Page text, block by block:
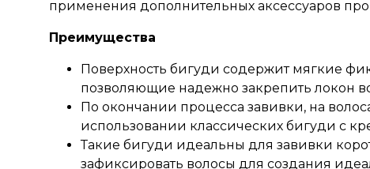
применения дополнительных аксессуаров
Преимущества
Поверхность бигуди содержит мягкие
позволяющие надежно закрепить локон
По окончании процесса завивки, на
использовании классических бигуди с
Такие бигуди идеальны для завивки
зафиксировать волосы для создания